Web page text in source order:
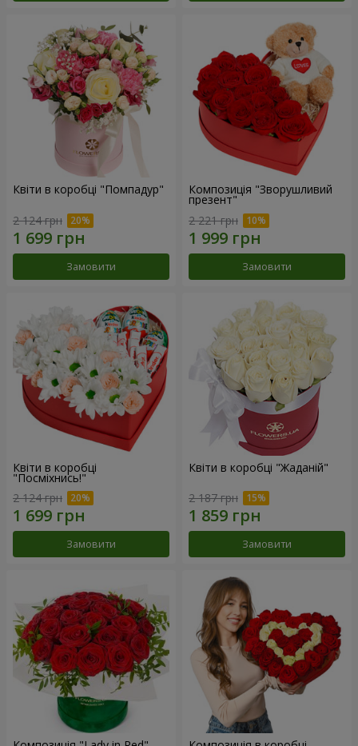
Квіти в коробці "Помпадур"
2 124 грн
Замовити
Композиція "Зворушливий
презент"
2 221 грн
Замовити
Квіти в коробці
"Посміхнись!"
2 124 грн
Замовити
Квіти в коробці "Жаданій"
2 187 грн
Замовити